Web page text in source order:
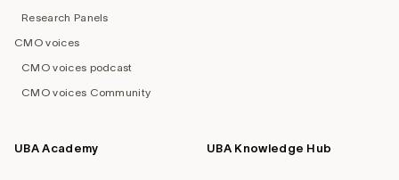
Research Panels
CMO voices
CMO voices podcast
CMO voices Community
UBA Academy UBA Knowledge Hub